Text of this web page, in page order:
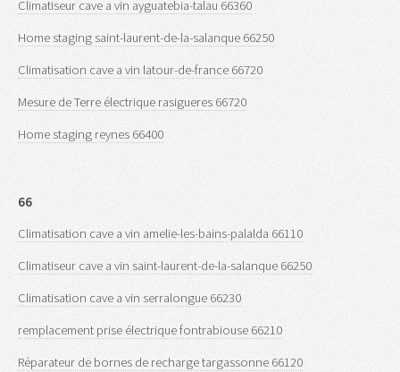
Climatiseur cave a vin ayguatebia-talau 66360
Home staging saint-laurent-de-la-salanque 66250
Climatisation cave a vin latour-de-france 66720
Mesure de Terre électrique rasigueres 66720
Home staging reynes 66400
66
Climatisation cave a vin amelie-les-bains-palalda 66110
Climatiseur cave a vin saint-laurent-de-la-salanque 66250
Climatisation cave a vin serralongue 66230
remplacement prise électrique fontrabiouse 66210
Réparateur de bornes de recharge targassonne 66120